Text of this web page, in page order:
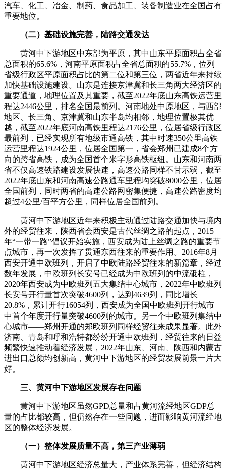
汽车、化工、冶金、制药、食品加工、装备制造业在全国占有
重要地位。
（二）基础设施完善，陆路交通发达
黄河中下游地区中东部为平原，其中山东平原面积占全省
总面积的65.6%，河南平原面积占全省总面积的55.7%，位列
省级行政区平原面积占比的第二位和第三位，两省近年来持续
加快基础设施建设。山东是连接京津冀和长三角两大经济区的
重要通道，地理位置及其重要，截至2022年底山东高铁运营里
程达2446公里，排名全国最前列。河南地处中原地区，与西部
地区、长三角、京津冀和山东半岛均相邻，地理位置极其优
越，截至2022年底河南高铁里程达2176公里，位居省级行政区
最前列，已经实现所有地级市通高铁，其中时速350公里高铁
运营里程达1924公里，位居全国第一，省会郑州已建成8个方
向的跨省高铁，成为全国首个米字形高铁枢纽。山东和河南两
省不仅高速铁路建设发展快速，高速公路同样不甘示弱，截至
2022年底山东和河南高速公路通车里程均突破8000公里，位居
全国前列，同时两省的高速公路网密集便捷，高速公路密度均
超过4公里/百平方公里，同样位居全国前列。
黄河中下游地区近年来积极主动通过陆路交通加快与境内
外的经贸往来，陕西省会西安是古代丝绸之路的起点，2015
年“一带一路”倡议开始实施，西安成为陆上丝绸之路的重要节
点城市，再一次发挥了贯通东西往来的重要作用。2016年8月
西安开通中欧班列，开启了中欧陆路经贸往来的新篇章，经过
数年发展，中欧班列长安号已经成为中欧班列的中流砥柱，
2020年西安成为中欧班列五大集结中心城市，2022年中欧班列
长安号开行量首次突破4600列，达到4639列，同比增长
20.8%，累计开行16054列，西安成为全国中欧班列开行城市
中首个年度开行量突破4600列的城市。另一个中欧班列集结中
心城市——郑州开通的郑欧班列同样经贸往来成果显著。此外
济南、青岛和呼和浩特都纷纷开通中欧班列，经贸往来的日益
频繁快速推动着经济发展，2022年山东、河南、陕西和内蒙古
进出口总额均创新高，黄河中下游地区的经贸发展前景一片大
好。
三、黄河中下游地区发展存在问题
黄河中下游地区虽然GPD总量和占黄河流经地区GDP总
量的占比都较高，但仍然存在一些问题，进而影响黄河流经地
区的整体经济发展。
（一）整体发展质量不高，第三产业薄弱
黄河中下游地区经济总量大，产业体系完善，但经济结构